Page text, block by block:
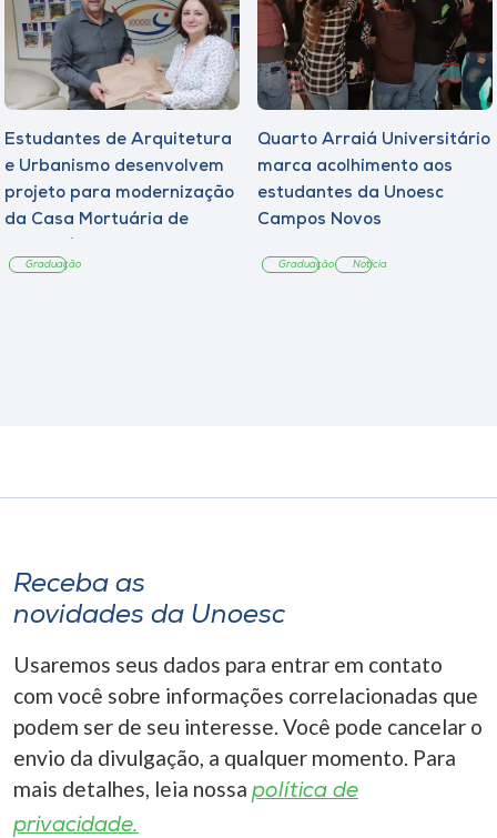
Estudantes de Arquitetura
e Urbanismo desenvolvem
projeto para modernização
da Casa Mortuária de
Graduação
Quarto Arraiá Universitário
marca acolhimento aos
estudantes da Unoesc
Campos Novos
Graduação Notícia
Receba as
novidades da Unoesc
Usaremos seus dados para entrar em contato
com você sobre informações correlacionadas que
podem ser de seu interesse. Você pode cancelar o
envio da divulgação, a qualquer momento. Para
mais detalhes, leia nossa política de
privacidade.